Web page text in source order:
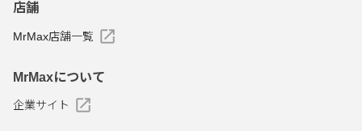
店舗
MrMax店舗一覧
MrMaxについて
企業サイト